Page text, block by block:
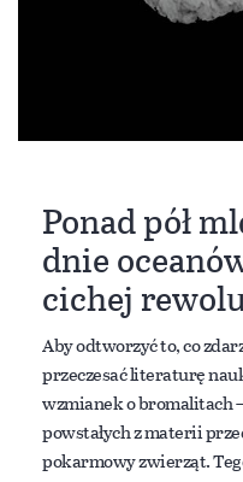
Ponad pół
dnie
cichej
Aby odtworzyć to, co
przeczesać literaturę
wzmianek o bromalitach
powstałych z materii
pokarmowy zwierząt.